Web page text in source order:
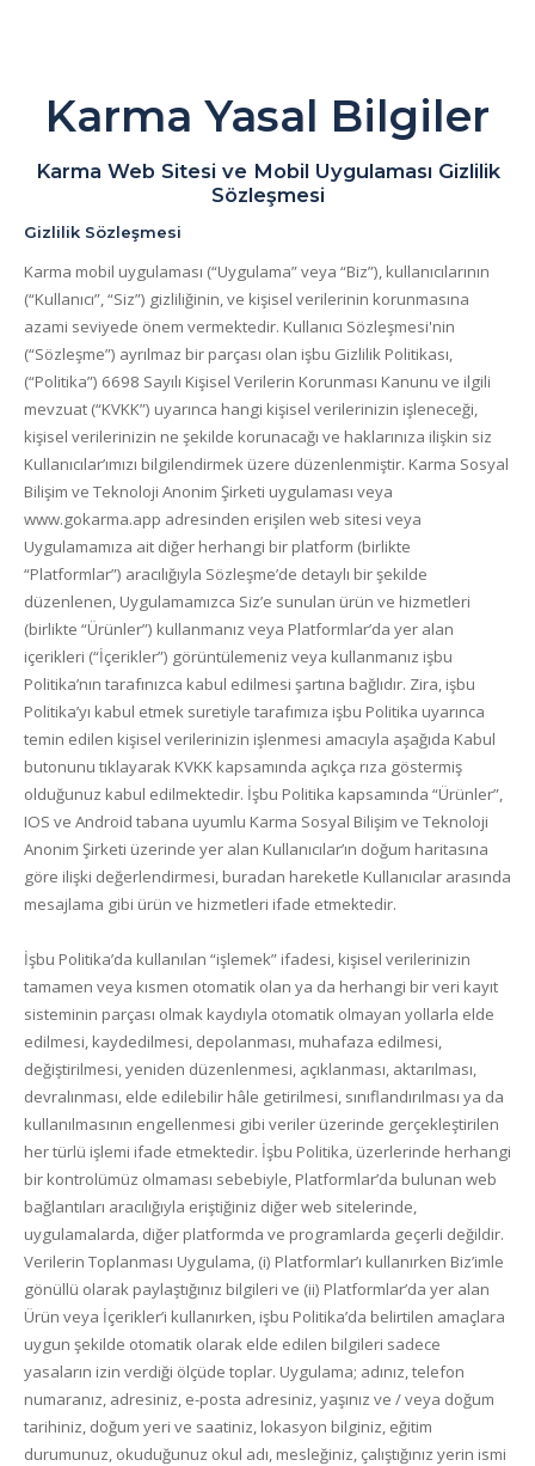
Karma Yasal Bilgiler
Karma Web Sitesi ve Mobil Uygulaması Gizlilik
Sözleşmesi
Gizlilik Sözleşmesi
Karma mobil uygulaması (“Uygulama” veya “Biz”), kullanıcılarının
(“Kullanıcı”, “Siz”) gizliliğinin, ve kişisel verilerinin korunmasına
azami seviyede önem vermektedir. Kullanıcı Sözleşmesi'nin
(“Sözleşme”) ayrılmaz bir parçası olan işbu Gizlilik Politikası,
(“Politika”) 6698 Sayılı Kişisel Verilerin Korunması Kanunu ve ilgili
mevzuat (“KVKK”) uyarınca hangi kişisel verilerinizin işleneceği,
kişisel verilerinizin ne şekilde korunacağı ve haklarınıza ilişkin siz
Kullanıcılar’ımızı bilgilendirmek üzere düzenlenmiştir. Karma Sosyal
Bilişim ve Teknoloji Anonim Şirketi uygulaması veya
www.gokarma.app adresinden erişilen web sitesi veya
Uygulamamıza ait diğer herhangi bir platform (birlikte
“Platformlar”) aracılığıyla Sözleşme’de detaylı bir şekilde
düzenlenen, Uygulamamızca Siz’e sunulan ürün ve hizmetleri
(birlikte “Ürünler”) kullanmanız veya Platformlar’da yer alan
içerikleri (“İçerikler”) görüntülemeniz veya kullanmanız işbu
Politika’nın tarafınızca kabul edilmesi şartına bağlıdır. Zira, işbu
Politika’yı kabul etmek suretiyle tarafımıza işbu Politika uyarınca
temin edilen kişisel verilerinizin işlenmesi amacıyla aşağıda Kabul
butonunu tıklayarak KVKK kapsamında açıkça rıza göstermiş
olduğunuz kabul edilmektedir. İşbu Politika kapsamında “Ürünler”,
IOS ve Android tabana uyumlu Karma Sosyal Bilişim ve Teknoloji
Anonim Şirketi üzerinde yer alan Kullanıcılar’ın doğum haritasına
göre ilişki değerlendirmesi, buradan hareketle Kullanıcılar arasında
mesajlama gibi ürün ve hizmetleri ifade etmektedir.
İşbu Politika’da kullanılan “işlemek” ifadesi, kişisel verilerinizin
tamamen veya kısmen otomatik olan ya da herhangi bir veri kayıt
sisteminin parçası olmak kaydıyla otomatik olmayan yollarla elde
edilmesi, kaydedilmesi, depolanması, muhafaza edilmesi,
değiştirilmesi, yeniden düzenlenmesi, açıklanması, aktarılması,
devralınması, elde edilebilir hâle getirilmesi, sınıflandırılması ya da
kullanılmasının engellenmesi gibi veriler üzerinde gerçekleştirilen
her türlü işlemi ifade etmektedir. İşbu Politika, üzerlerinde herhangi
bir kontrolümüz olmaması sebebiyle, Platformlar’da bulunan web
bağlantıları aracılığıyla eriştiğiniz diğer web sitelerinde,
uygulamalarda, diğer platformda ve programlarda geçerli değildir.
Verilerin Toplanması Uygulama, (i) Platformlar’ı kullanırken Biz’imle
gönüllü olarak paylaştığınız bilgileri ve (ii) Platformlar’da yer alan
Ürün veya İçerikler’i kullanırken, işbu Politika’da belirtilen amaçlara
uygun şekilde otomatik olarak elde edilen bilgileri sadece
yasaların izin verdiği ölçüde toplar. Uygulama; adınız, telefon
numaranız, adresiniz, e-posta adresiniz, yaşınız ve / veya doğum
tarihiniz, doğum yeri ve saatiniz, lokasyon bilginiz, eğitim
durumunuz, okuduğunuz okul adı, mesleğiniz, çalıştığınız yerin ismi